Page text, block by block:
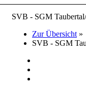
SVB - SGM
Zur Übersicht »
SVB - SGM